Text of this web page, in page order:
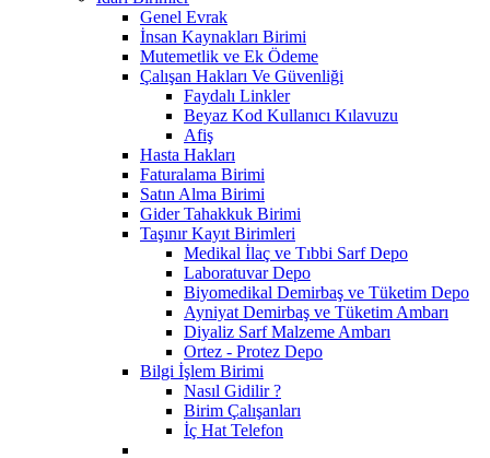
Genel Evrak
İnsan Kaynakları Birimi
Mutemetlik ve Ek Ödeme
Çalışan Hakları Ve Güvenliği
Faydalı Linkler
Beyaz Kod Kullanıcı Kılavuzu
Afiş
Hasta Hakları
Faturalama Birimi
Satın Alma Birimi
Gider Tahakkuk Birimi
Taşınır Kayıt Birimleri
Medikal İlaç ve Tıbbi Sarf Depo
Laboratuvar Depo
Biyomedikal Demirbaş ve Tüketim Depo
Ayniyat Demirbaş ve Tüketim Ambarı
Diyaliz Sarf Malzeme Ambarı
Ortez - Protez Depo
Bilgi İşlem Birimi
Nasıl Gidilir ?
Birim Çalışanları
İç Hat Telefon